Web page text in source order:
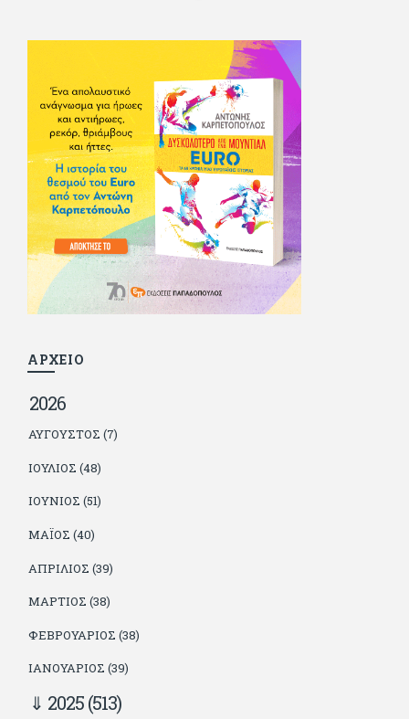
ταινίες κι έγραφε και στο περιοδικό Σινεμά, είχε κάποιες
αισθηματικές περιπέτειες που σκόρπισαν γέλιο στους φίλους
του - αν όχι και στον ίδιο. Πήγε στρατό κανονικά στα σύνορα
και διατήρησε μια καλή σχέση με την οικογένεια του, την
οποία αισθάνεται πως διάφορες φορές έφερε σε δύσκολη
θέση. Κείμενο με την υπογραφή του πρωτοδημοσιεύτηκε στο
Φίλαθλο το 1992. Επέστρεψε οριστικά στην Ελλάδα το 1998,
δούλεψε για πολλούς (αφού δυσκολεύεται να πει όχι), και
κάποιοι, αν όχι και όλοι, τον πλήρωσαν κι έμειναν και
ευχαριστημένοι από τη συνεργασία. Σήμερα πλέον εργάζεται
στον Sport Fm (όπου έχει κλείσει εικοσαετία) και στη
Sportday. Επαίρεται ότι λίγοι έχουν δει περισσότερο
ποδόσφαιρο από τον ίδιο και θεωρεί τον εαυτό του τυχερό
γιατί είναι μέλος της γενιάς που απόλαυσε τους μεγαλύτερους
σε όλα τα σπορ. Δεν είναι παντρεμένος, αλλά θαυμάζει όσους
βρίσκουν το κουράγιο να το κάνουν. Αντίθετα από πολλούς
φίλους του δεν πληρώνει διατροφές. Ελπίζει ότι δεν έχει
παιδιά. Απειλεί ότι θα γράφει όσο υπάρχουν άνθρωποι που
ΑΡΧΕΙΟ
2026
ΑΎΓΟΥΣΤΟΣ (7)
ΙΟΎΛΙΟΣ (48)
ΙΟΎΝΙΟΣ (51)
ΜΆΙΟΣ (40)
ΑΠΡΊΛΙΟΣ (39)
ΜΆΡΤΙΟΣ (38)
ΦΕΒΡΟΥΆΡΙΟΣ (38)
ΙΑΝΟΥΆΡΙΟΣ (39)
2025(513)